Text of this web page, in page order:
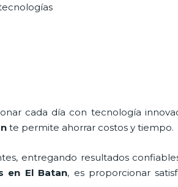
cada día con tecnología
te permite ahorrar costos y tiempo.
entregando resultados
en El Batan, es proporcionar